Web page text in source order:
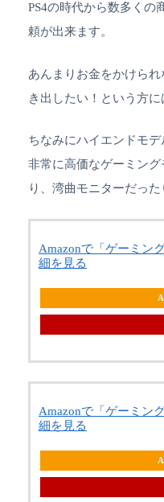
PS4の時代から数多くの
頼が出来ます。
あんまりお金をかけられ
き出したい！という方に
ちなみにハイエンドモデ
非常に高価なゲーミン
り、湾曲モニターだった
Amazonで「ゲーミン
細を見る
Amazonで「ゲーミン
細を見る